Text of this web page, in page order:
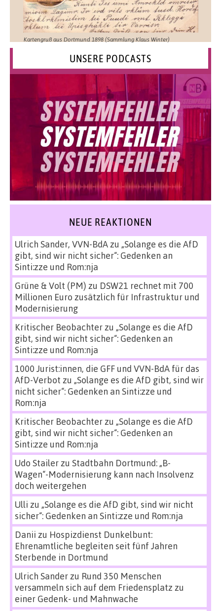
Kartengruß aus Dortmund 1898 (Sammlung Klaus Winter)
UNSERE PODCASTS
NEUE REAKTIONEN
Ulrich Sander, VVN-BdAzu „Solange es die AfD
gibt, sind wir nicht sicher“: Gedenken an
Sinti:zze und Rom:nja
Grüne & Volt (PM) zu DSW21 rechnet mit 700
Millionen Euro zusätzlich für Infrastruktur und
Modernisierung
Kritischer Beobachterzu „Solange es die AfD
gibt, sind wir nicht sicher“: Gedenken an
Sinti:zze und Rom:nja
1000 Jurist:innen, die GFF und VVN-BdA für das
AfD-Verbot zu „Solange es die AfD gibt, sind wir
nicht sicher“: Gedenken an Sinti:zze und
Rom:nja
Kritischer Beobachterzu „Solange es die AfD
gibt, sind wir nicht sicher“: Gedenken an
Sinti:zze und Rom:nja
Udo Stailerzu Stadtbahn Dortmund: „B-
Wagen“-Modernisierung kann nach Insolvenz
doch weitergehen
Ulli zu „Solange es die AfD gibt, sind wir nicht
sicher“: Gedenken an Sinti:zze und Rom:nja
Danii zu Hospizdienst Dunkelbunt:
Ehrenamtliche begleiten seit fünf Jahren
Sterbende in Dortmund
Ulrich Sanderzu Rund 350 Menschen
versammeln sich auf dem Friedensplatz zu
einer Gedenk- und Mahnwache